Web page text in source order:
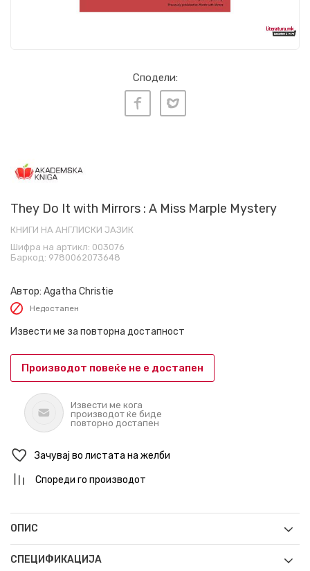
Сподели:
They Do It with Mirrors : A Miss Marple Mystery
КНИГИ НА АНГЛИСКИ ЈАЗИК
Шифра на артикл: 003076
Баркод: 9780062073648
Автор: Agatha Christie
Недостапен
Извести ме за повторна достапност
Производот повеќе не е достапен
Извести ме кога
производот ќе биде
повторно достапен
Зачувај во листата на желби
Спореди го производот
ОПИС
СПЕЦИФИКАЦИЈА